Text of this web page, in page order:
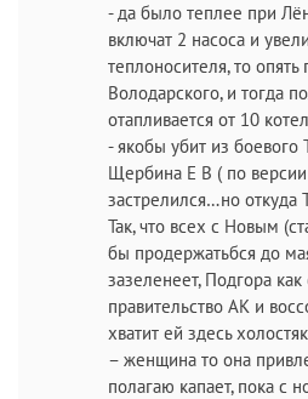
- да было теплее при
включат 2 насоса и
теплоносителя, то
Володарского, и тогда
отапливается от 10
- якобы убит из боевого
Щербина Е В ( по версии
застрелился…но откуда
Так, что всех с Новым
бы продержатьбся до
зазеленеет, Подгора
правительство АК и
хватит ей здесь
– женщина то она
полагаю капает, пока с